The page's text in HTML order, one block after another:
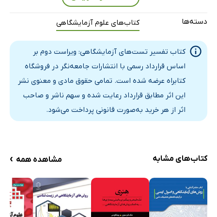
آسپارتات آمینو ترانسفراز
پروتئین بنس جونز
زمان خونروش
کشت خون
آنالیز گازهای خون
اسمیر خون
تعیین گروه‌های خونی
آنتی‌ژن سرطانی 3-15
آنتی‌ژن کارسینوامبریونیک
پونکسیون کمری و آنالیز مایع مغزی - نخاعی
دسته‌ها کتاب‌های علوم آزمایشگاهی
کتاب تفسیر تست‌های آزمایشگاهی: ویراست دوم بر
اساس قرارداد رسمی با انتشارات جامعه‌نگر در فروشگاه
کتابراه عرضه شده است. تمامی حقوق مادی و معنوی نشر
این اثر مطابق قرارداد رعایت شده و سهم ناشر و صاحب
اثر از هر خرید به‌صورت قانونی پرداخت می‌شود.
کتاب‌های مشابه مشاهده همه ›